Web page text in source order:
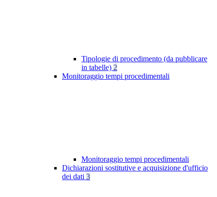
Tipologie di procedimento (da pubblicare
in tabelle) 2
Monitoraggio tempi procedimentali
Monitoraggio tempi procedimentali
Dichiarazioni sostitutive e acquisizione d'ufficio
dei dati 3